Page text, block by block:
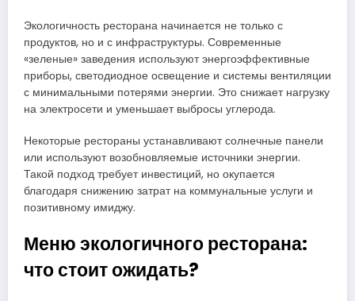
Экологичность ресторана начинается не только с
продуктов, но и с инфраструктуры. Современные
«зеленые» заведения используют энергоэффективные
приборы, светодиодное освещение и системы вентиляции
с минимальными потерями энергии. Это снижает нагрузку
на электросети и уменьшает выбросы углерода.
Некоторые рестораны устанавливают солнечные панели
или используют возобновляемые источники энергии.
Такой подход требует инвестиций, но окупается
благодаря снижению затрат на коммунальные услуги и
позитивному имиджу.
Меню экологичного ресторана:
что стоит ожидать?